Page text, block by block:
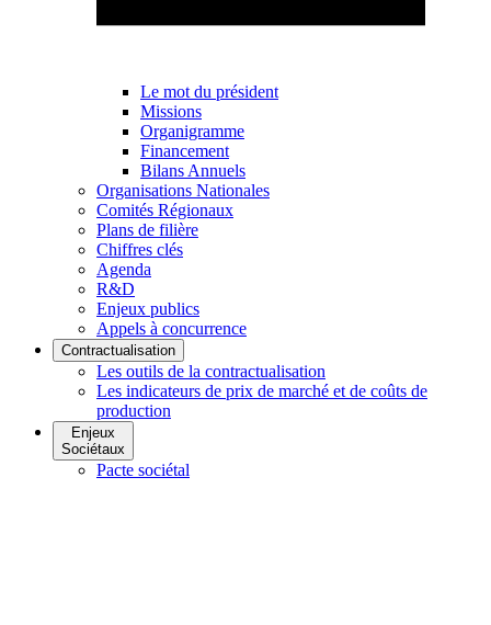
Le mot du président
Missions
Organigramme
Financement
Bilans Annuels
Organisations Nationales
Comités Régionaux
Plans de filière
Chiffres clés
Agenda
R&D
Enjeux publics
Appels à concurrence
Contractualisation
Les outils de la contractualisation
Les indicateurs de prix de marché et de coûts de
production
Enjeux
Sociétaux
Pacte sociétal